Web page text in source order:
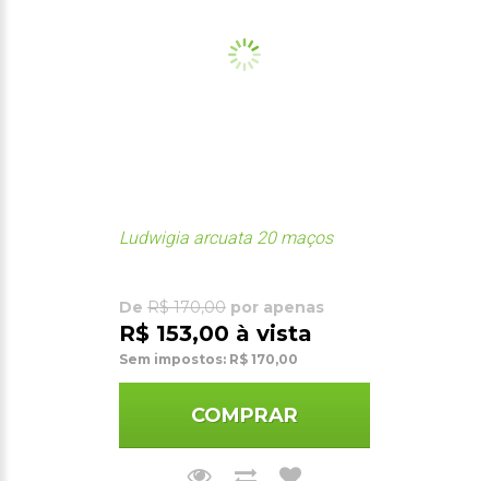
Ludwigia arcuata 20 maços
De R$ 170,00 por apenas
R$ 153,00 à vista
Sem impostos: R$ 170,00
COMPRAR